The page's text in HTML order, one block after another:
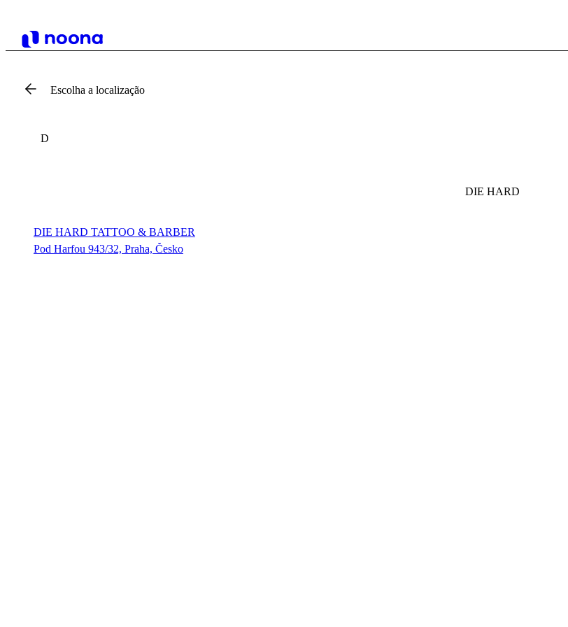
Escolha a localização
D
DIE HARD
DIE HARD TATTOO & BARBER
Pod Harfou 943/32, Praha, Česko